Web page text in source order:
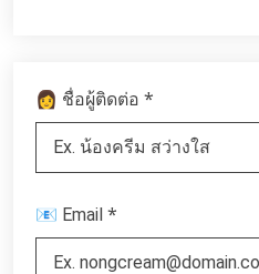
👩 ชื่อผู้ติดต่อ *
📧 Email *